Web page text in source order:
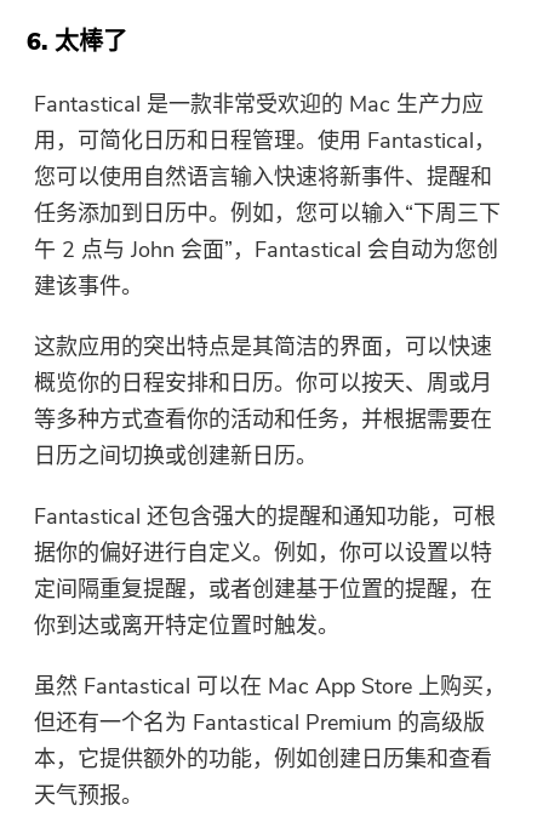
6. 太棒了
Fantastical 是一款非常受欢迎的 Mac 生产力应
用，可简化日历和日程管理。使用 Fantastical，
您可以使用自然语言输入快速将新事件、提醒和
任务添加到日历中。例如，您可以输入“下周三下
午 2 点与 John 会面”，Fantastical 会自动为您创
建该事件。
这款应用的突出特点是其简洁的界面，可以快速
概览你的日程安排和日历。你可以按天、周或月
等多种方式查看你的活动和任务，并根据需要在
日历之间切换或创建新日历。
Fantastical 还包含强大的提醒和通知功能，可根
据你的偏好进行自定义。例如，你可以设置以特
定间隔重复提醒，或者创建基于位置的提醒，在
你到达或离开特定位置时触发。
虽然 Fantastical 可以在 Mac App Store 上购买，
但还有一个名为 Fantastical Premium 的高级版
本，它提供额外的功能，例如创建日历集和查看
天气预报。
感谢您的订阅！
感谢您的订阅！
下载链接和优惠券代码已发送至您的
电子邮件 user@email.com。 您也可
以点击按钮直接购买软件。